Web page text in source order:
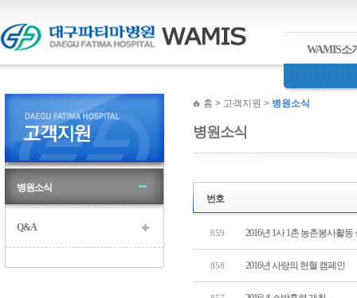
WAMIS소
병원소식
Q&A
홈 > 고객지원 > 병원소식
병원소식
번호
859 2016년 1사 1촌 농촌봉사활동
858 2016년 사랑의 헌혈 캠페인